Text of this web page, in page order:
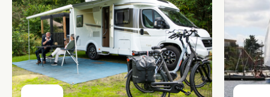
Bedrijfsuitje
Familiedag
Personeelsuitje
Teamuitstapje
Vrijgezellenfeest mannen
Vrijgezellenfeest vrouwen
Klassenuitje